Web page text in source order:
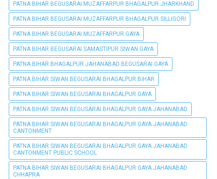
PATNA BIHAR BEGUSARAI MUZAFFARPUR BHAGALPUR JHARKHAND
PATNA BIHAR BEGUSARAI MUZAFFARPUR BHAGALPUR SILLIGORI
PATNA BIHAR BEGUSARAI MUZAFFARPUR GAYA
PATNA BIHAR BEGUSARAI SAMASTIPUR SIWAN GAYA
PATNA BIHAR BHAGALPUR JAHANABAD BEGUSARAI GAYA
PATNA BIHAR SIWAN BEGUSARAI BHAGALPUR BIHAR
PATNA BIHAR SIWAN BEGUSARAI BHAGALPUR GAYA
PATNA BIHAR SIWAN BEGUSARAI BHAGALPUR GAYA JAHANABAD
PATNA BIHAR SIWAN BEGUSARAI BHAGALPUR GAYA JAHANABAD
CANTONMENT
PATNA BIHAR SIWAN BEGUSARAI BHAGALPUR GAYA JAHANABAD
CANTONMENT PUBLIC SCHOOL
PATNA BIHAR SIWAN BEGUSARAI BHAGALPUR GAYA JAHANABAD
CHHAPRA